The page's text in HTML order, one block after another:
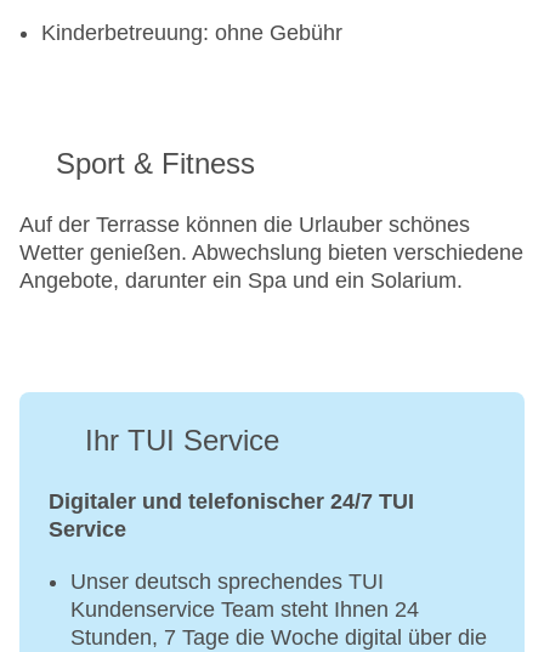
Kinderbetreuung: ohne Gebühr
Sport & Fitness
Auf der Terrasse können die Urlauber schönes
Wetter genießen. Abwechslung bieten verschiedene
Angebote, darunter ein Spa und ein Solarium.
Ihr TUI Service
Digitaler und telefonischer 24/7 TUI
Service
Unser deutsch sprechendes TUI
Kundenservice Team steht Ihnen 24
Stunden, 7 Tage die Woche digital über die